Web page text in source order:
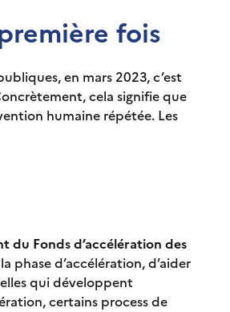
fois
en mars 2023, c’est
cela signifie que
humaine répétée. Les
Fonds d’accélération des
phase d’accélération, d’aider
qui développent
certains process de